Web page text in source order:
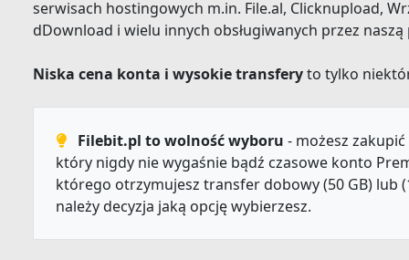
serwisach hostingowych m.in. File.al, Clicknupload,
dDownload i wielu innych obsługiwanych przez
Niska cena konta i wysokie transferyto tylko
Filebit.pl to wolność wyboru - możesz
który nigdy nie wygaśnie bądź czasowe konto
którego otrzymujesz transfer dobowy (50 GB) lub
należy decyzja jaką opcję wybierzesz.